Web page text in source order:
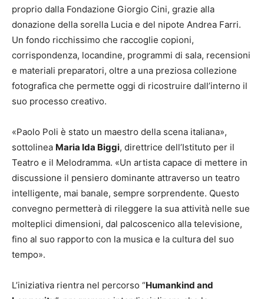
proprio dalla Fondazione Giorgio Cini, grazie alla
donazione della sorella Lucia e del nipote Andrea Farri.
Un fondo ricchissimo che raccoglie copioni,
corrispondenza, locandine, programmi di sala, recensioni
e materiali preparatori, oltre a una preziosa collezione
fotografica che permette oggi di ricostruire dall’interno il
suo processo creativo.
«Paolo Poli è stato un maestro della scena italiana»,
sottolinea Maria Ida Biggi, direttrice dell’Istituto per il
Teatro e il Melodramma. «Un artista capace di mettere in
discussione il pensiero dominante attraverso un teatro
intelligente, mai banale, sempre sorprendente. Questo
convegno permetterà di rileggere la sua attività nelle sue
molteplici dimensioni, dal palcoscenico alla televisione,
fino al suo rapporto con la musica e la cultura del suo
tempo».
L’iniziativa rientra nel percorso “Humankind and